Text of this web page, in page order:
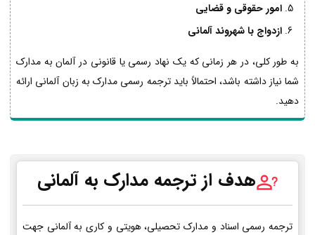
امور حقوقی و قضایی
ازدواج با شهروند آلمانی
به طور کلی، در هر زمانی که یک نهاد رسمی یا قانونی در آلمان به مدارک
شما نیاز داشته باشد، احتمالاً باید ترجمه رسمی مدارک به زبان آلمانی ارائه
دهید.
هدف از ترجمه مدارک به آلمانی
ترجمه رسمی اسناد و مدارک تحصیلی، هویتی و کاری به آلمانی جهت